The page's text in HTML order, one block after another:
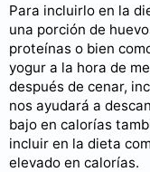
Para incluirlo en la
una porción de
proteínas o bien
yogur a la hora de
después de cenar,
nos ayudará a
bajo en calorías
incluir en la dieta
elevado en calorías.